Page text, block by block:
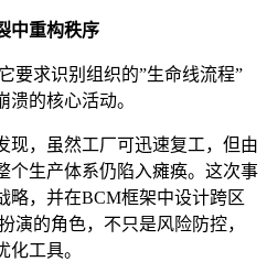
中重构秩序
要求识别组织的”生命线流程”
的核心活动。
现，虽然工厂可迅速复工，但由
个生产体系仍陷入瘫痪。这次事
略，并在BCM框架中设计跨区
演的角色，不只是风险防控，
化工具。